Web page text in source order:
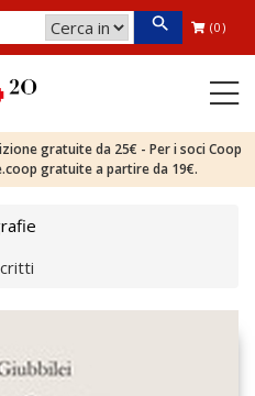
(0)
gratuite da 25€ - Per i soci Coop
gratuite a partire da 19€.